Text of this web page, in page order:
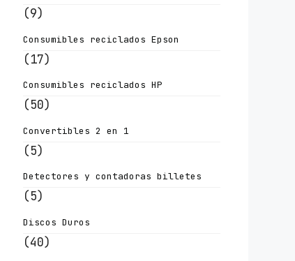
(9)
Consumibles reciclados Epson
(17)
Consumibles reciclados HP
(50)
Convertibles 2 en 1
(5)
Detectores y contadoras billetes
(5)
Discos Duros
(40)